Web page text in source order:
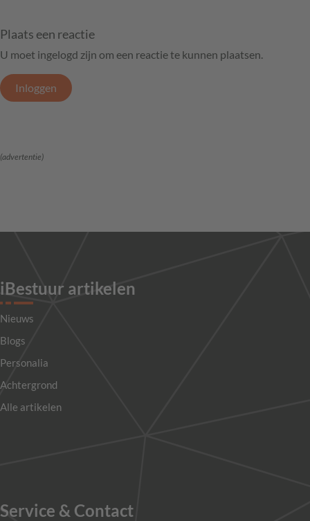
Plaats een reactie
U moet ingelogd zijn om een reactie te kunnen plaatsen.
Inloggen
(advertentie)
iBestuur artikelen
Nieuws
Blogs
Personalia
Achtergrond
Alle artikelen
Service & Contact